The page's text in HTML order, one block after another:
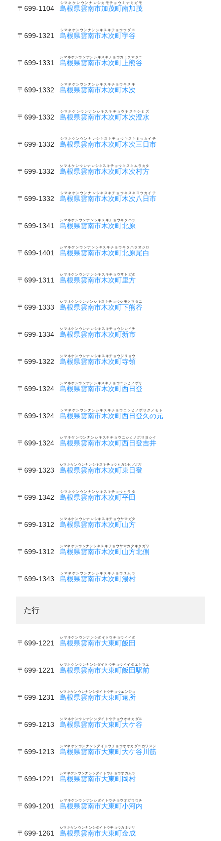
〒699-1104 島根県雲南市加茂町南加茂
シマネケンウンナンシカモチョウミナミガモ
〒699-1321 島根県雲南市木次町宇谷
シマネケンウンナンシキスキチョウウダニ
〒699-1331 島根県雲南市木次町上熊谷
シマネケンウンナンシキスキチョウカミクマタニ
〒699-1332 島根県雲南市木次町木次
シマネケンウンナンシキスキチョウキスキ
〒699-1332 島根県雲南市木次町木次澄水
シマネケンウンナンシキスキチョウキスキシミズ
〒699-1332 島根県雲南市木次町木次三日市
シマネケンウンナンシキスキチョウキスキミッカイチ
〒699-1332 島根県雲南市木次町木次村方
シマネケンウンナンシキスキチョウキスキムラカタ
〒699-1332 島根県雲南市木次町木次八日市
シマネケンウンナンシキスキチョウキスキヨウカイチ
〒699-1341 島根県雲南市木次町北原
シマネケンウンナンシキスキチョウキタハラ
〒699-1401 島根県雲南市木次町北原尾白
シマネケンウンナンシキスキチョウキタハラオジロ
〒699-1311 島根県雲南市木次町里方
シマネケンウンナンシキスキチョウサトガタ
〒699-1333 島根県雲南市木次町下熊谷
シマネケンウンナンシキスキチョウシモクマタニ
〒699-1334 島根県雲南市木次町新市
シマネケンウンナンシキスキチョウシンイチ
〒699-1322 島根県雲南市木次町寺領
シマネケンウンナンシキスキチョウジリョウ
〒699-1324 島根県雲南市木次町西日登
シマネケンウンナンシキスキチョウニシヒノボリ
〒699-1324 島根県雲南市木次町西日登久の元
シマネケンウンナンシキスキチョウニシヒノボリクノモト
〒699-1324 島根県雲南市木次町西日登吉井
シマネケンウンナンシキスキチョウニシヒノボリヨシイ
〒699-1323 島根県雲南市木次町東日登
シマネケンウンナンシキスキチョウヒガシヒノボリ
〒699-1342 島根県雲南市木次町平田
シマネケンウンナンシキスキチョウヒラタ
〒699-1312 島根県雲南市木次町山方
シマネケンウンナンシキスキチョウヤマガタ
〒699-1312 島根県雲南市木次町山方北側
シマネケンウンナンシキスキチョウヤマガタキタガワ
〒699-1343 島根県雲南市木次町湯村
シマネケンウンナンシキスキチョウユムラ
た行
〒699-1221 島根県雲南市大東町飯田
シマネケンウンナンシダイトウチョウイイダ
〒699-1221 島根県雲南市大東町飯田駅前
シマネケンウンナンシダイトウチョウイイダエキマエ
〒699-1231 島根県雲南市大東町遠所
シマネケンウンナンシダイトウチョウエンジョ
〒699-1213 島根県雲南市大東町大ケ谷
シマネケンウンナンシダイトウチョウオオカダニ
〒699-1213 島根県雲南市大東町大ケ谷川筋
シマネケンウンナンシダイトウチョウオオカダニカワスジ
〒699-1221 島根県雲南市大東町岡村
シマネケンウンナンシダイトウチョウオカムラ
〒699-1201 島根県雲南市大東町小河内
シマネケンウンナンシダイトウチョウオガワウチ
〒699-1261 島根県雲南市大東町金成
シマネケンウンナンシダイトウチョウカネナリ